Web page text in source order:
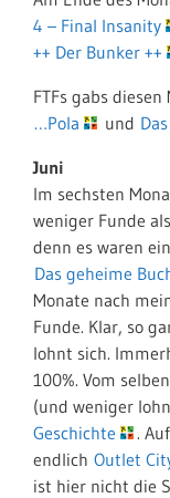
4 – Final Insanity
++ Der Bunker ++
FTFs gabs
…Pola
und
Juni
Im sechsten
weniger Funde
denn es waren
Das geheime
Monate nach
Funde. Klar, so
lohnt sich.
100%. Vom
(und weniger
Geschichte
.
endlich Outlet
ist hier nicht die